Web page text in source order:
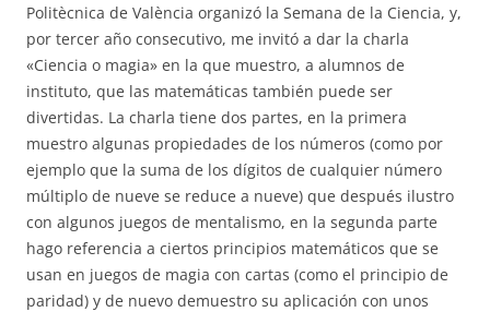
Politècnica de València organizó la Semana de la Ciencia, y,
por tercer año consecutivo, me invitó a dar la charla
«Ciencia o magia» en la que muestro, a alumnos de
instituto, que las matemáticas también puede ser
divertidas. La charla tiene dos partes, en la primera
muestro algunas propiedades de los números (como por
ejemplo que la suma de los dígitos de cualquier número
múltiplo de nueve se reduce a nueve) que después ilustro
con algunos juegos de mentalismo, en la segunda parte
hago referencia a ciertos principios matemáticos que se
usan en juegos de magia con cartas (como el principio de
paridad) y de nuevo demuestro su aplicación con unos